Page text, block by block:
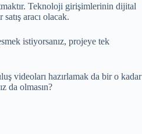
Teknoloji girişimlerinin dijital
aracı olacak.
istiyorsanız, projeye tek
videoları hazırlamak da bir o kadar
da olmasın?